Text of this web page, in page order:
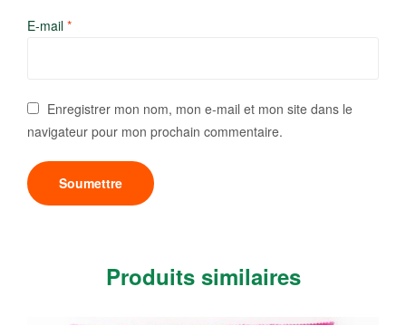
E-mail *
Enregistrer mon nom, mon e-mail et mon site dans le
navigateur pour mon prochain commentaire.
Produits similaires